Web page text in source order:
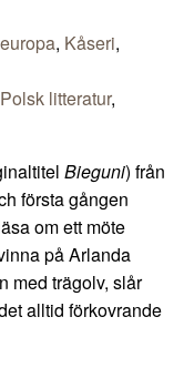
, Kåseri,
Polsk litteratur,
Bieguni) från
första gången
om ett möte
på Arlanda
med trägolv, slår
alltid förkovrande